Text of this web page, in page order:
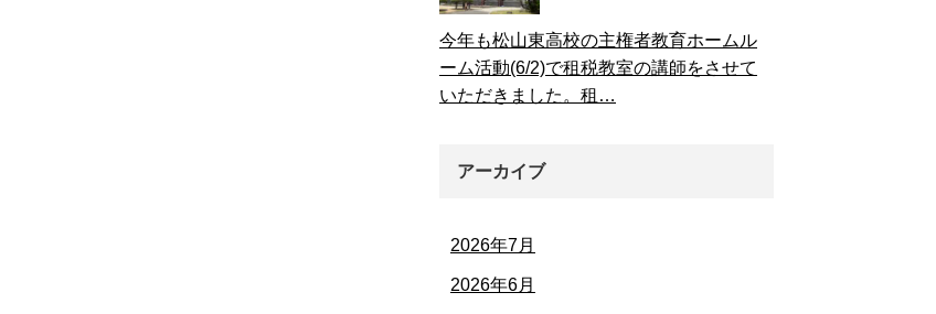
今年も松山東高校の主権者教育ホームル
ーム活動(6/2)で租税教室の講師をさせて
いただきました。租…
アーカイブ
2026年7月
2026年6月